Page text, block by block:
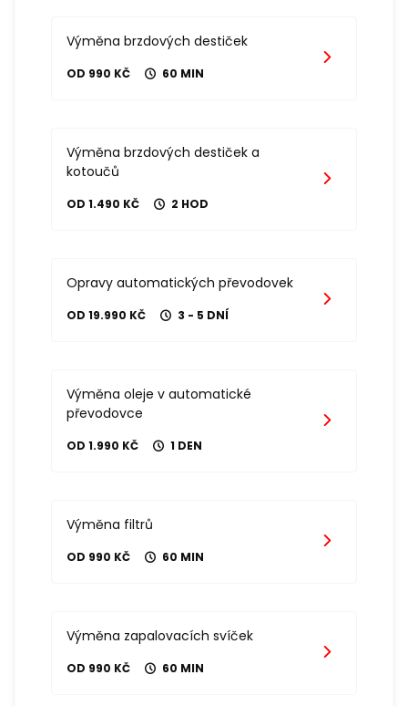
Výměna brzdových destiček
OD 990 KČ 60 MIN
Výměna brzdových destiček a
kotoučů
OD 1.490 KČ 2 HOD
Opravy automatických převodovek
OD 19.990 KČ 3 - 5 DNÍ
Výměna oleje v automatické
převodovce
OD 1.990 KČ 1 DEN
Výměna filtrů
OD 990 KČ 60 MIN
Výměna zapalovacích svíček
OD 990 KČ 60 MIN